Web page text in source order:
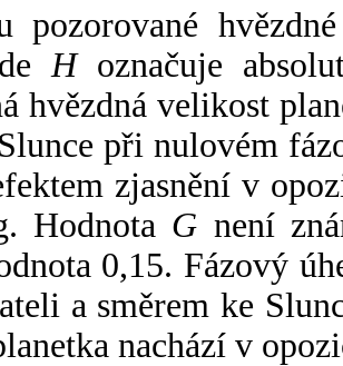
pozorované
Hoznačuje
hvězdná velikost
při nulovém
zjasnění v
Hodnota G není
0,15. Fázový
a směrem ke
nachází v